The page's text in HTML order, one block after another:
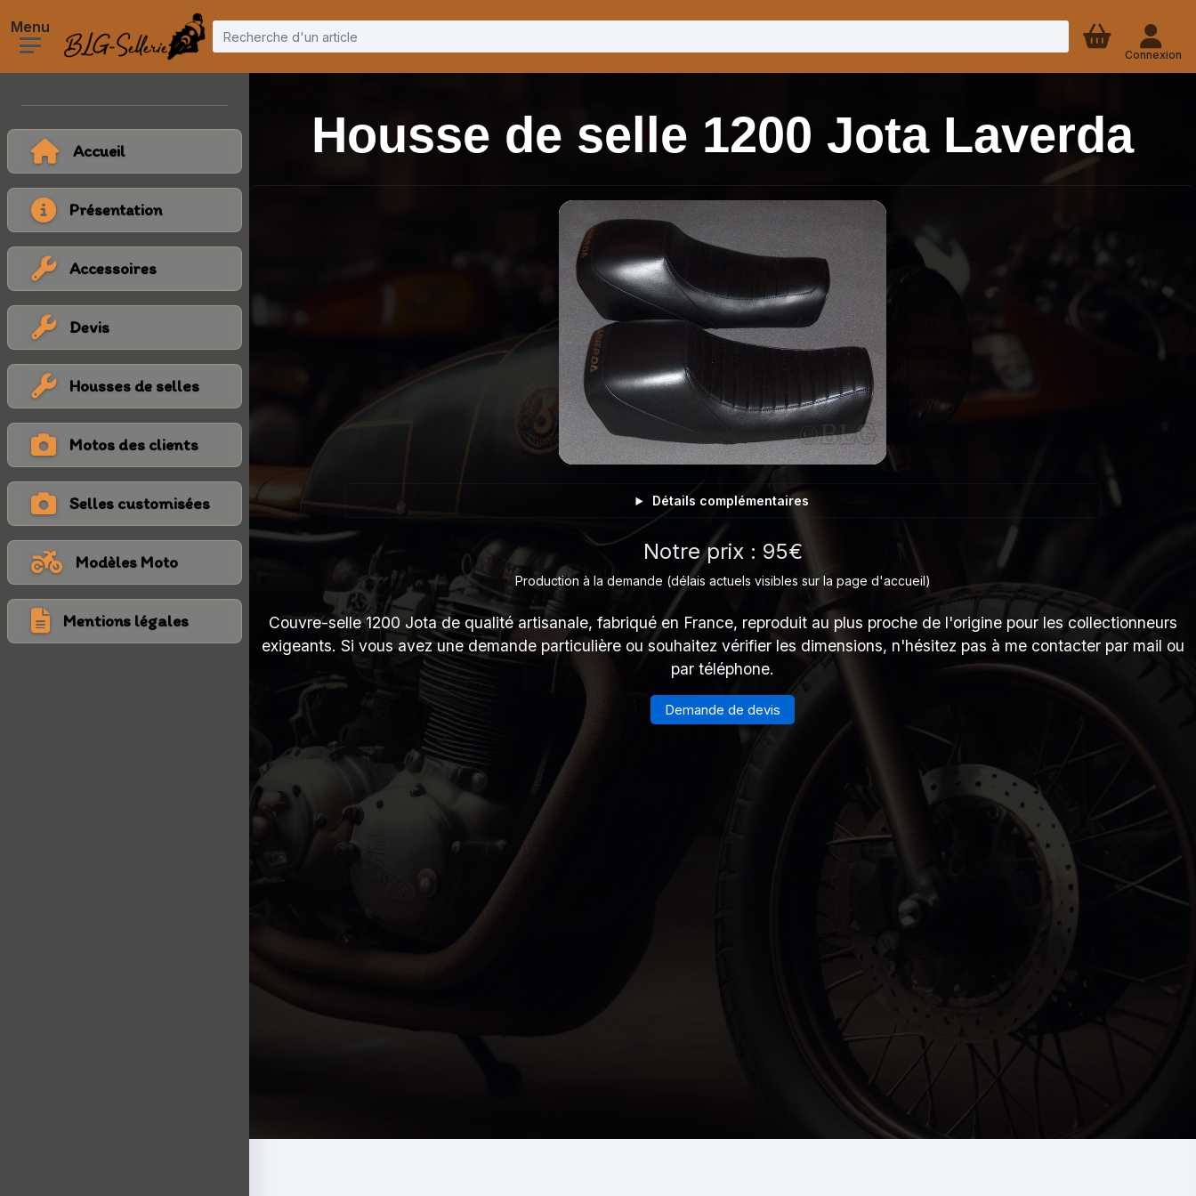
Accueil
Présentation
Accessoires
Devis
Housses de selles
Motos des clients
Selles customisées
Modèles Moto
Mentions légales
Connexion
Housse de selle 1200 Jota Laverda
Détails complémentaires
Notre prix : 95€
Production à la demande (délais actuels visibles sur la page d'accueil)
Couvre-selle 1200 Jota de qualité artisanale, fabriqué en France, reproduit au plus proche de l'origine pour les collectionneurs
exigeants. Si vous avez une demande particulière ou souhaitez vérifier les dimensions, n'hésitez pas à me contacter par mail ou
par téléphone.
Demande de devis